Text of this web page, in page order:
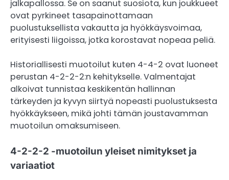
jalkapallossa. Se on saanut suosiota, kun joukkueet
ovat pyrkineet tasapainottamaan
puolustuksellista vakautta ja hyökkäysvoimaa,
erityisesti liigoissa, jotka korostavat nopeaa peliä.
Historiallisesti muotoilut kuten 4-4-2 ovat luoneet
perustan 4-2-2-2:n kehitykselle. Valmentajat
alkoivat tunnistaa keskikentän hallinnan
tärkeyden ja kyvyn siirtyä nopeasti puolustuksesta
hyökkäykseen, mikä johti tämän joustavamman
muotoilun omaksumiseen.
4-2-2-2 -muotoilun yleiset nimitykset ja
variaatiot